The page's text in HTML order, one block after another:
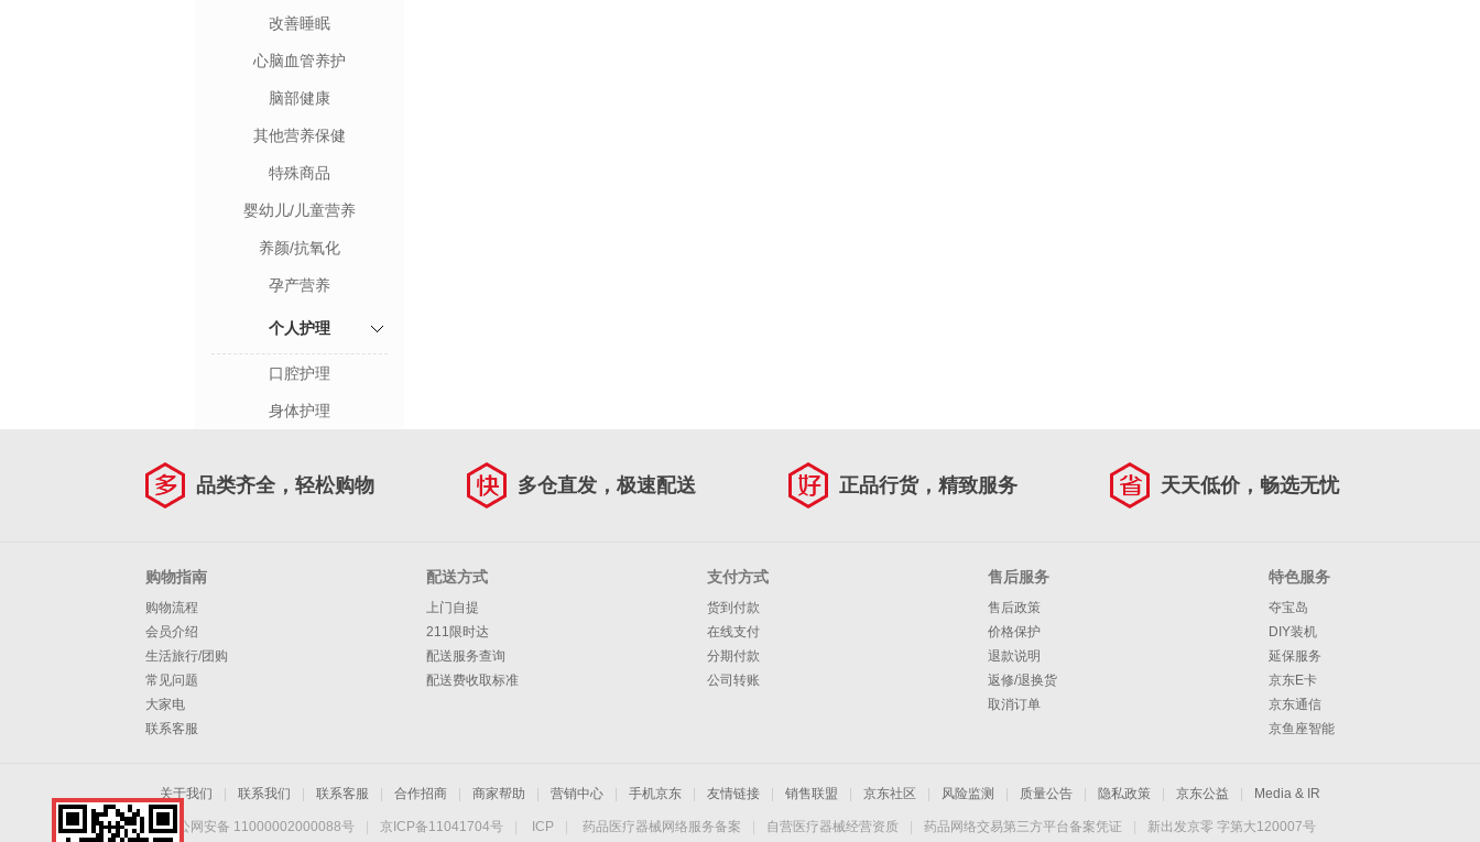
改善睡眠
心脑血管养护
脑部健康
其他营养保健
特殊商品
婴幼儿/儿童营养
养颜/抗氧化
孕产营养
个人护理
口腔护理
身体护理
品类齐全，轻松购物 多仓直发，极速配送 正品行货，精致服务 天天低价，畅选无忧
购物指南
购物流程
会员介绍
生活旅行/团购
常见问题
大家电
联系客服
配送方式
上门自提
211限时达
配送服务查询
配送费收取标准
支付方式
货到付款
在线支付
分期付款
公司转账
售后服务
售后政策
价格保护
退款说明
返修/退换货
取消订单
特色服务
夺宝岛
DIY装机
延保服务
京东E卡
京东通信
京鱼座智能
关于我们 联系我们 联系客服 合作招商 商家帮助 营销中心 手机京东 友情链接 销售联盟 京东社区 风险监测 质量公告 隐私政策 京东公益 Media & IR
京公网安备 11000002000088号 京ICP备11041704号 ICP 药品医疗器械网络服务备案 自营医疗器械经营资质 药品网络交易第三方平台备案凭证 新出发京零 字第大120007号